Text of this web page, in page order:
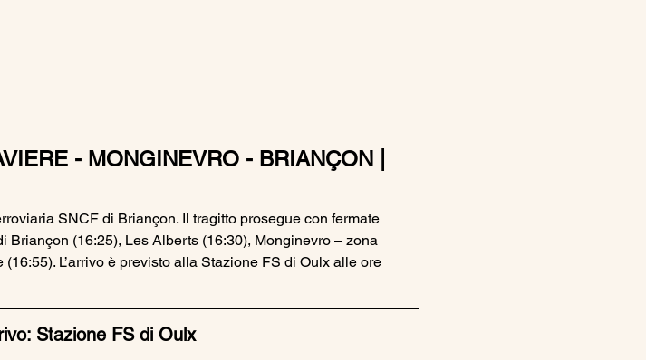
- MONGINEVRO - BRIANÇON |
SNCF di Briançon. Il tragitto prosegue con fermate
(16:25), Les Alberts (16:30), Monginevro – zona
L’arrivo è previsto alla Stazione FS di Oulx alle ore
Stazione FS di Oulx